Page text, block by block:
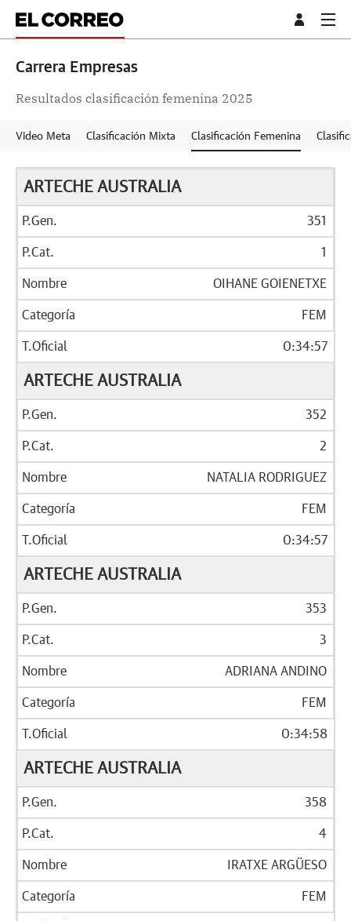
Carrera Empresas
Resultados clasificación femenina 2025
Video Meta Clasificación Mixta Clasificación Femenina
ARTECHE AUSTRALIA
351
1
OIHANE GOIENETXE
FEM
0:34:57
ARTECHE AUSTRALIA
352
2
NATALIA RODRIGUEZ
FEM
0:34:57
ARTECHE AUSTRALIA
353
3
ADRIANA ANDINO
FEM
0:34:58
ARTECHE AUSTRALIA
358
4
IRATXE ARGÜESO
FEM